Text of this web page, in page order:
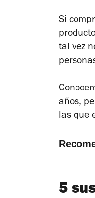
Si
tal vez
años,
las que
5